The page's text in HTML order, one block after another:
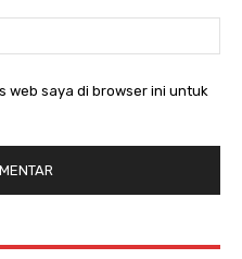
web saya di browser ini untuk